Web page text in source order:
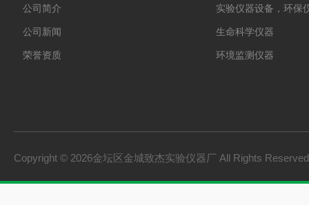
公司简介
公司新闻
荣誉资质
实验仪器设备，环保
生命科学仪器
环境监测仪器
Copyright © 2026金坛区金城致杰实验仪器厂 All Rights